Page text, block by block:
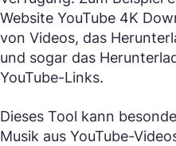
Website YouTube 4K
von Videos, das
und sogar das
YouTube-Links.
Dieses Tool kann
Musik aus YouTube-